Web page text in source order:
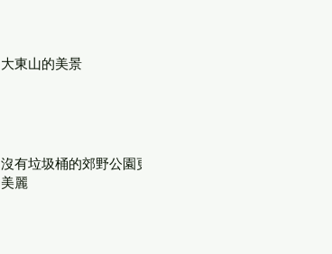
大東山的美景
沒有垃圾桶的郊野公園更
美麗